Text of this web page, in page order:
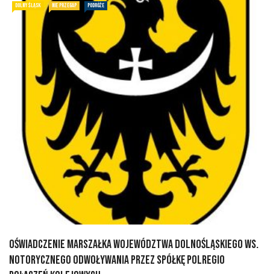
DOLNY ŚLĄSK NIE PRZEGAP PODRÓŻE
Oświadczenie Marszałka Województwa Dolnośląskiego ws.
notorycznego odwoływania przez Spółkę POLREGIO